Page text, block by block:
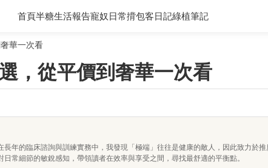
首頁半糖生活報告寵奴日常揹包客日記綠植筆記
華一次看
，從平價到奢華一次看
年的臨床諮詢與訓練實務中，我發現「極端」往往是健康的敵人，因此致力於
常細節的敏銳感知，帶領讀者在效率與享受之間，尋找最舒適的平衡點。